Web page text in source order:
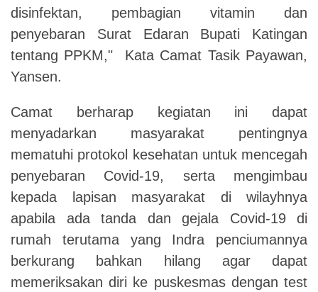
disinfektan, pembagian vitamin dan
penyebaran Surat Edaran Bupati Katingan
tentang PPKM," Kata Camat Tasik Payawan,
Yansen.
Camat berharap kegiatan ini dapat
menyadarkan masyarakat pentingnya
mematuhi protokol kesehatan untuk mencegah
penyebaran Covid-19, serta mengimbau
kepada lapisan masyarakat di wilayhnya
apabila ada tanda dan gejala Covid-19 di
rumah terutama yang Indra penciumannya
berkurang bahkan hilang agar dapat
memeriksakan diri ke puskesmas dengan test